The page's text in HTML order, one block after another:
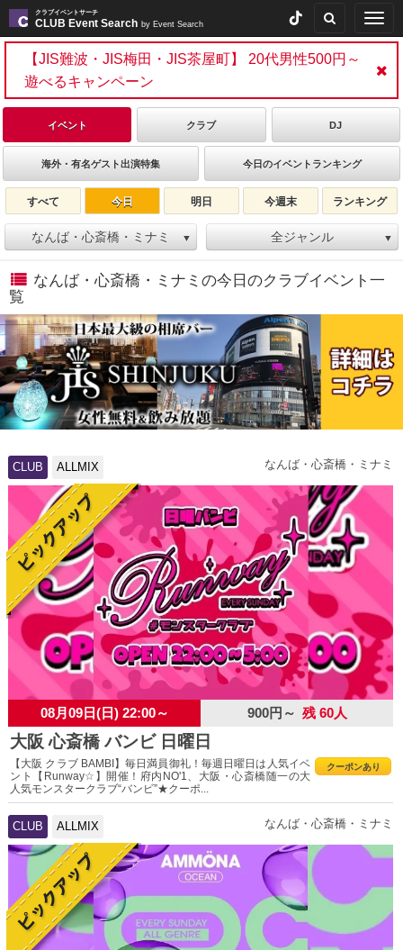
クラブイベントサーチ
CLUB Event Search by Event Search
【JIS難波・JIS梅田・JIS茶屋町】 20代男性500円～
遊べるキャンペーン
イベント クラブ DJ
海外・有名ゲスト出演特集 今日のイベントランキング
すべて 今日 明日 今週末 ランキング
なんば・心斎橋・ミナミ ▼ 全ジャンル ▼
なんば・心斎橋・ミナミの今日のクラブイベント一
覧
CLUB ALLMIX なんば・心斎橋・ミナミ
08月09日(日) 22:00～ 900円～ 残 60人
大阪 心斎橋 バンビ 日曜日
クーポンあり
【大阪 クラブ BAMBI】毎日満員御礼！毎週日曜日は人気イベ
ント【Runway☆】開催！府内NO'1、大阪・心斎橋随一の大
人気モンスタークラブ“バンビ”★クーポ...
CLUB ALLMIX なんば・心斎橋・ミナミ